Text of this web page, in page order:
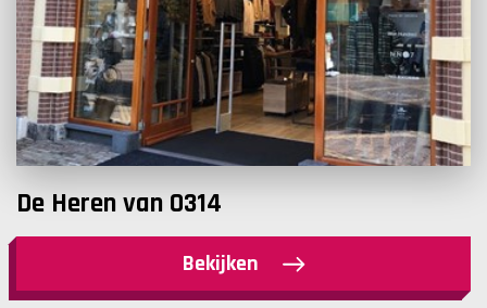
De Heren van 0314
Bekijken